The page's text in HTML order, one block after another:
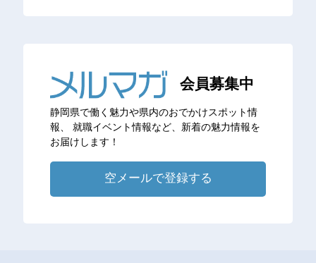
会員募集中
静岡県で働く魅力や県内のおでかけスポット情
報、
就職イベント情報など、新着の魅力情報を
お届けします！
空メールで登録する